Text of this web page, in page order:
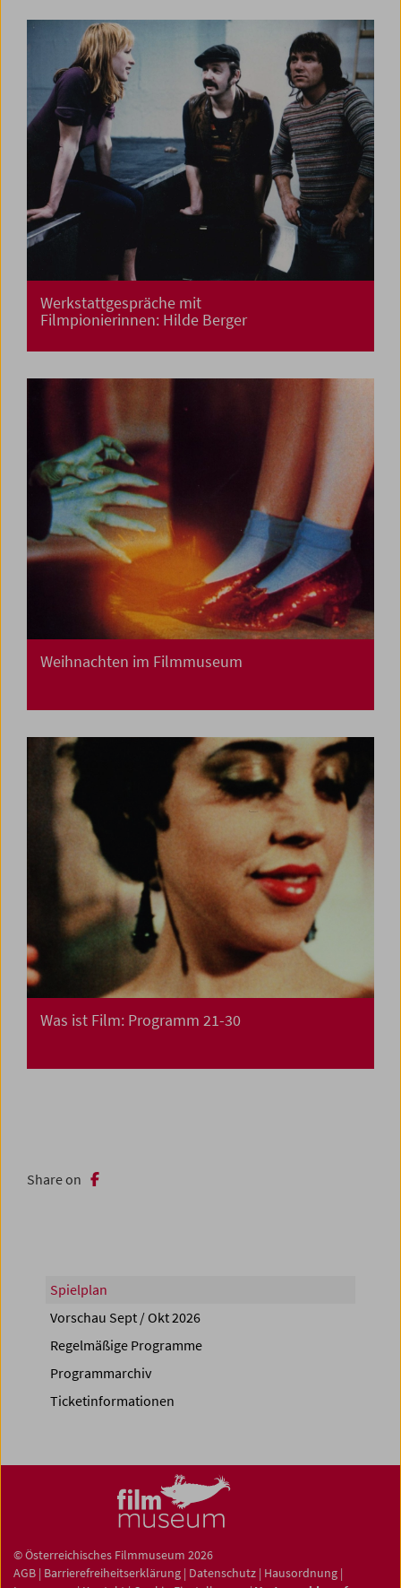
Werkstattgespräche mit
Filmpionierinnen: Hilde Berger
Weihnachten im Filmmuseum
Was ist Film: Programm 21-30
Share on
Spielplan
Vorschau Sept / Okt 2026
Regelmäßige Programme
Programmarchiv
Ticketinformationen
© Österreichisches Filmmuseum 2026
AGB | Barrierefreiheitserklärung | Datenschutz | Hausordnung |